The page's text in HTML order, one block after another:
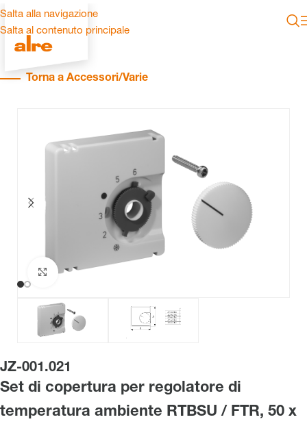
Salta alla navigazione
Salta al contenuto principale
Torna a Accessori/Varie
JZ-001.021
Set di copertura per regolatore di
temperatura ambiente RTBSU / FTR, 50 x
Clicca per ingrandire